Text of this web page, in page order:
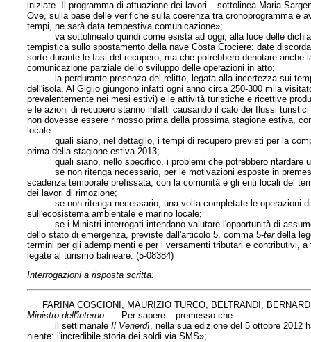
iniziate. Il programma di attuazione dei lavori – sottolinea Maria
Ove, sulla base delle verifiche sulla coerenza tra cronoprogramma e
tempi, ne sarà data tempestiva comunicazione»;
va sottolineato quindi come esista ad oggi, alla luce delle
tempistica sullo spostamento della nave Costa Crociere: date
sorte durante le fasi del recupero, ma che potrebbero denotare
comunicazione parziale dello sviluppo delle operazioni in atto;
la perdurante presenza del relitto, legata alla incertezza sui
dell'isola. Al Giglio giungono infatti ogni anno circa 250-300 mila
prevalentemente nei mesi estivi) e le attività turistiche e ricettive
e le azioni di recupero stanno infatti causando il calo dei flussi
non dovesse essere rimosso prima della prossima stagione estiva,
locale –:
quali siano, nel dettaglio, i tempi di recupero previsti per la
prima della stagione estiva 2013;
quali siano, nello specifico, i problemi che potrebbero ritardare
se non ritenga necessario, per le motivazioni esposte in
scadenza temporale prefissata, con la comunità e gli enti locali del
dei lavori di rimozione;
se non ritenga necessario, una volta completate le operazioni di
sull'ecosistema ambientale e marino locale;
se i Ministri interrogati intendano valutare l'opportunità di
dello stato di emergenza, previste dall'articolo 5, comma 5-terdella
termini per gli adempimenti e per i versamenti tributari e contributivi,
legate al turismo balneare. (5-08384)
Interrogazioni a risposta scritta:
FARINA COSCIONI, MAURIZIO TURCO, BELTRANDI,
Ministro dell'interno. — Per sapere – premesso che:
il settimanaleIl Venerdì, nella sua edizione del 5 ottobre 2012
niente: l'incredibile storia dei soldi via SMS»;